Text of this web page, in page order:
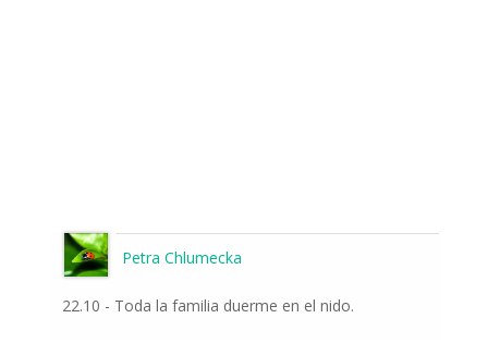
Petra Chlumecka
22.10 - Toda la familia duerme en el nido.